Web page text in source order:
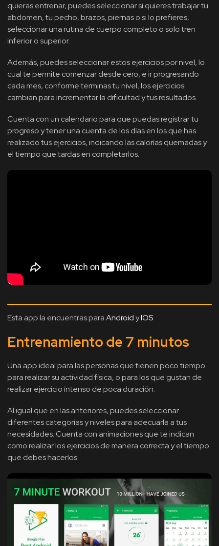
quieras entrenar, puedes seleccionar si quieres trabajar tu
abdomen, tu pecho, brazos, piernas o si lo prefieres,
seleccionar una rutina de cuerpo completo o solo tren
inferior o superior.
Además, puedes seleccionar estos ejercicios por nivel, lo
cual te permite comenzar desde cero, e ir progresando
cada mes, conforme terminas tu nivel, los ejercicios
cambian para incrementar la dificultad y tus resultados.
Cuenta con un calendario para que puedas registrar tu
progreso y tener una cuenta de los días en los que has
realizado tus ejercicios, indicando las calorías quemadas y
el tiempo que tardas en completarlos.
Esta app la encuentras paraAndroidyIOS
Entrenamiento de 7 minutos
Una app ideal para las personas que tienen poco tiempo
para realizar su actividad física, o para los que gustan de
realizar ejercicio intenso de poca duración.
Al igual que en las anteriores, puedes seleccionar
diferentes categorías y niveles para adecuarla a tus
necesidades. Cuenta con animaciones que te indican
como realizar los ejercicios de manera correcta y el tiempo
que debes hacerlos.